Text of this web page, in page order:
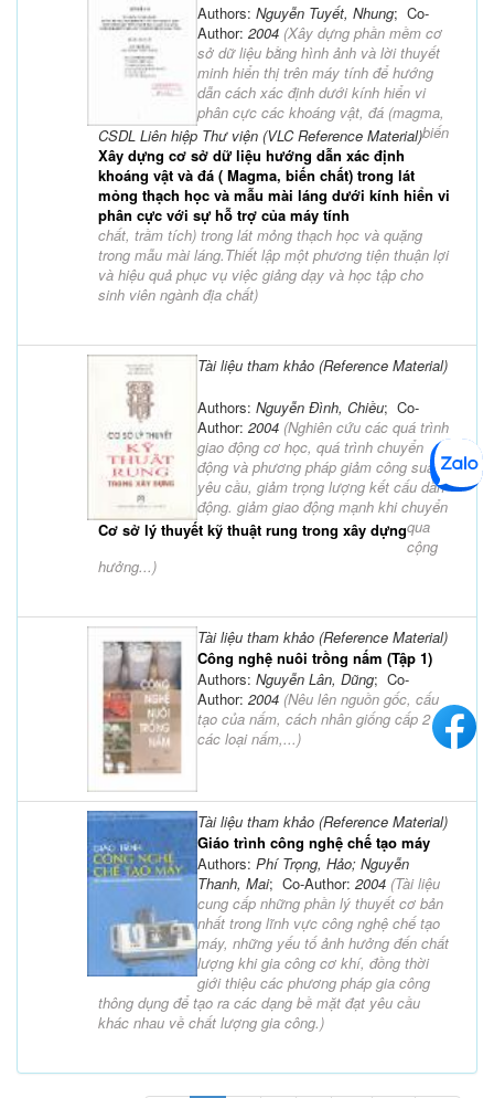
CSDL Liên hiệp Thư viện (VLC Reference Material)
Xây dựng cơ sở dữ liệu hướng dẫn xác định
khoáng vật và đá ( Magma, biến chất) trong lát
mỏng thạch học và mẫu mài láng dưới kính hiển vi
phân cực với sự hỗ trợ của máy tính
Authors: Nguyễn Tuyết, Nhung; Co-
Author: 2004 (Xây dựng phần mềm cơ
sở dữ liệu bằng hình ảnh và lời thuyết
minh hiển thị trên máy tính để hướng
dẫn cách xác định dưới kính hiển vi
phân cực các khoáng vật, đá (magma,
biến
chất, trầm tích) trong lát mỏng thạch học và quặng
trong mẫu mài láng.Thiết lập một phương tiện thuận lợi
và hiệu quả phục vụ việc giảng dạy và học tập cho
sinh viên ngành địa chất)
Tài liệu tham khảo (Reference Material)
Cơ sở lý thuyết kỹ thuật rung trong xây dựng
Authors: Nguyễn Đình, Chiều; Co-
Author: 2004 (Nghiên cứu các quá trình
giao động cơ học, quá trình chuyển
động và phương pháp giảm công suất
yêu cầu, giảm trọng lượng kết cấu dẫn
động. giảm giao động mạnh khi chuyển
qua
cộng
hưởng...)
Tài liệu tham khảo (Reference Material)
Công nghệ nuôi trồng nấm (Tập 1)
Authors: Nguyễn Lân, Dũng; Co-
Author: 2004 (Nêu lên nguồn gốc, cấu
tạo của nấm, cách nhân giống cấp 2
các loại nấm,...)
Tài liệu tham khảo (Reference Material)
Giáo trình công nghệ chế tạo máy
Authors: Phí Trọng, Hảo; Nguyễn
Thanh, Mai; Co-Author: 2004 (Tài liệu
cung cấp những phần lý thuyết cơ bản
nhất trong lĩnh vực công nghệ chế tạo
máy, những yếu tố ảnh hưởng đến chất
lượng khi gia công cơ khí, đồng thời
giới thiệu các phương pháp gia công
thông dụng để tạo ra các dạng bề mặt đạt yêu cầu
khác nhau về chất lượng gia công.)